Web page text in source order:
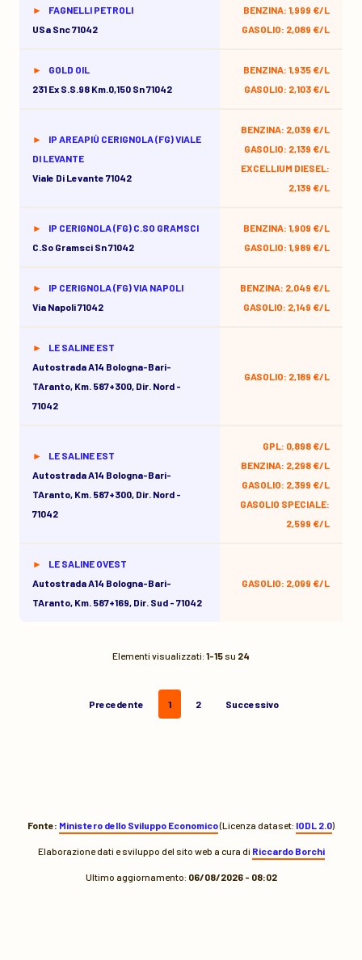
FAGNELLI PETROLI
USa Snc 71042
BENZINA: 1,999 €/L
GASOLIO: 2,089 €/L
GOLD OIL
231 Ex S.s.98 Km.0,150 Sn 71042
BENZINA: 1,935 €/L
GASOLIO: 2,103 €/L
IP AREAPIÙ CERIGNOLA (FG) VIALE
DI LEVANTE
Viale Di Levante 71042
BENZINA: 2,039 €/L
GASOLIO: 2,139 €/L
EXCELLIUM DIESEL:
2,139 €/L
IP CERIGNOLA (FG) C.SO GRAMSCI
C.so Gramsci Sn 71042
BENZINA: 1,909 €/L
GASOLIO: 1,989 €/L
IP CERIGNOLA (FG) VIA NAPOLI
Via Napoli 71042
BENZINA: 2,049 €/L
GASOLIO: 2,149 €/L
LE SALINE EST
Autostrada A14 Bologna-Bari-
TAranto, Km. 587+300, Dir. Nord -
71042
GASOLIO: 2,189 €/L
LE SALINE EST
Autostrada A14 Bologna-Bari-
TAranto, Km. 587+300, Dir. Nord -
71042
GPL: 0,898 €/L
BENZINA: 2,298 €/L
GASOLIO: 2,399 €/L
GASOLIO SPECIALE:
2,599 €/L
LE SALINE OVEST
Autostrada A14 Bologna-Bari-
TAranto, Km. 587+169, Dir. Sud - 71042
GASOLIO: 2,099 €/L
Elementi visualizzati: 1-15su 24
Precedente 1 2 Successivo
Fonte: Ministero dello Sviluppo Economico(Licenza dataset: IODL 2.0)
Elaborazione dati e sviluppo del sito web a cura di Riccardo Borchi
Ultimo aggiornamento: 06/08/2026 - 08:02